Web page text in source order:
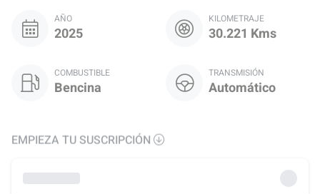
AÑO
2025
KILOMETRAJE
30.221 Kms
COMBUSTIBLE
Bencina
TRANSMISIÓN
Automático
EMPIEZA TU SUSCRIPCIÓN